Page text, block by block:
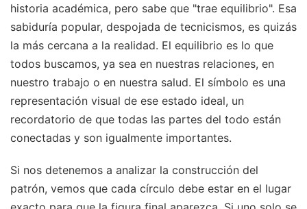
historia académica, pero sabe que "trae equilibrio". Esa
sabiduría popular, despojada de tecnicismos, es quizás
la más cercana a la realidad. El equilibrio es lo que
todos buscamos, ya sea en nuestras relaciones, en
nuestro trabajo o en nuestra salud. El símbolo es una
representación visual de ese estado ideal, un
recordatorio de que todas las partes del todo están
conectadas y son igualmente importantes.
Si nos detenemos a analizar la construcción del
patrón, vemos que cada círculo debe estar en el lugar